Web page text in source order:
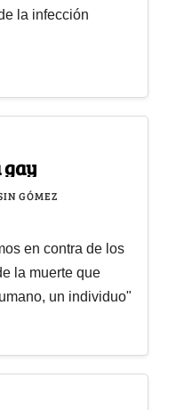
la infección
gay
GÓMEZ
en contra de los
la muerte que
un individuo"